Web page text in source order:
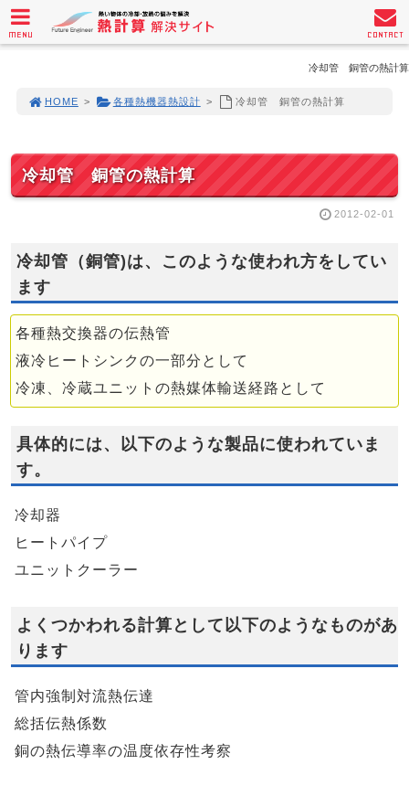
冷却管 銅管の熱計算
HOME > 各種熱機器熱設計 > 冷却管 銅管の熱計算
冷却管 銅管の熱計算
2012-02-01
冷却管（銅管)は、このような使われ方をしてい
ます
各種熱交換器の伝熱管
液冷ヒートシンクの一部分として
冷凍、冷蔵ユニットの熱媒体輸送経路として
具体的には、以下のような製品に使われていま
す。
冷却器
ヒートパイプ
ユニットクーラー
よくつかわれる計算として以下のようなものがあ
ります
管内強制対流熱伝達
総括伝熱係数
銅の熱伝導率の温度依存性考察
MENU CONTACT